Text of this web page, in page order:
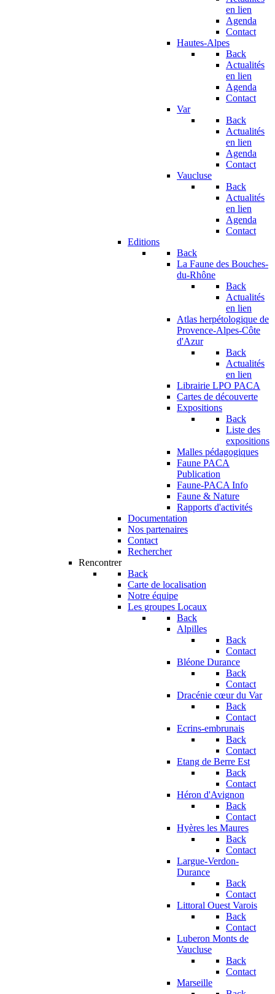
en lien
Agenda
Contact
Hautes-Alpes
Back
Actualités
en lien
Agenda
Contact
Var
Back
Actualités
en lien
Agenda
Contact
Vaucluse
Back
Actualités
en lien
Agenda
Contact
Editions
Back
La Faune des Bouches-
du-Rhône
Back
Actualités
en lien
Atlas herpétologique de
Provence-Alpes-Côte
d'Azur
Back
Actualités
en lien
Librairie LPO PACA
Cartes de découverte
Expositions
Back
Liste des
expositions
Malles pédagogiques
Faune PACA
Publication
Faune-PACA Info
Faune & Nature
Rapports d'activités
Documentation
Nos partenaires
Contact
Rechercher
Rencontrer
Back
Carte de localisation
Notre équipe
Les groupes Locaux
Back
Alpilles
Back
Contact
Bléone Durance
Back
Contact
Dracénie cœur du Var
Back
Contact
Ecrins-embrunais
Back
Contact
Etang de Berre Est
Back
Contact
Héron d'Avignon
Back
Contact
Hyères les Maures
Back
Contact
Largue-Verdon-
Durance
Back
Contact
Littoral Ouest Varois
Back
Contact
Luberon Monts de
Vaucluse
Back
Contact
Marseille